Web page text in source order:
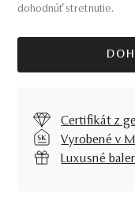
dohodnúť stretnutie.
Certifikát z
Vyrobené v
Luxusné